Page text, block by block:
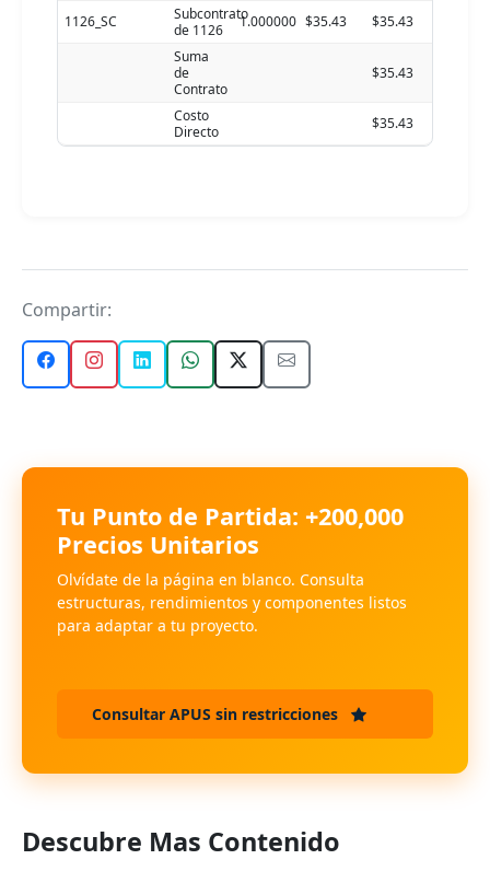
1126_SC
Subcontrato
de 1126
1.000000 $35.43
$35.43
Suma
de
Contrato
$35.43
Costo
Directo
$35.43
Compartir:
Tu Punto de Partida: +200,000
Precios Unitarios
Olvídate de la página en blanco. Consulta
estructuras, rendimientos y componentes listos
para adaptar a tu proyecto.
Consultar APUS sin restricciones
Descubre Mas Contenido